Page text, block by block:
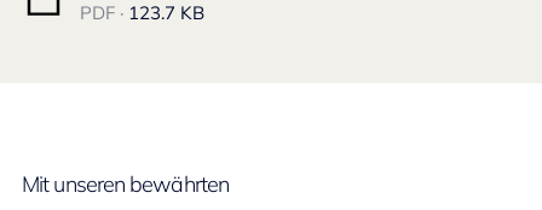
PDF · 123.7 KB
Mit unseren bewährten